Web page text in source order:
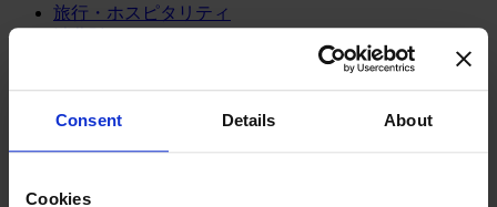
Consent Details About
Cookies
旅行・ホスピタリティ
エネルギー